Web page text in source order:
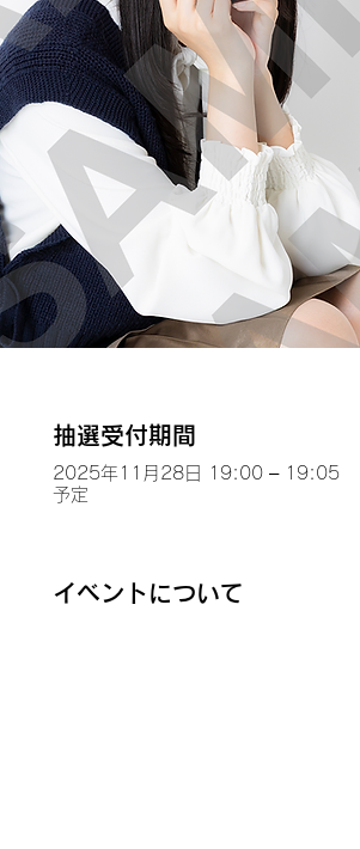
抽選受付期間
2025年11月28日 19:00 – 19:05
予定
イベントについて